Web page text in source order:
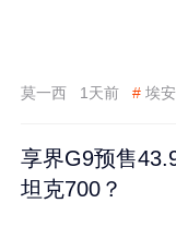
莫一西 1天前 # 埃
享界G9预售
坦克700？